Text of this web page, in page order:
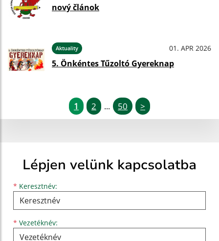
nový článok
Aktuality 01. APR 2026
5. Önkéntes Tűzoltó Gyereknap
1 2 ... 50 >
Lépjen velünk kapcsolatba
* Keresztnév:
Keresztnév
* Vezetéknév:
Vezetéknév
E-mail cím